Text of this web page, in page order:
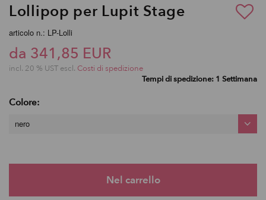
Lollipop per Lupit Stage
articolo n.: LP-Lolli
da 341,85 EUR
incl. 20 % UST escl. Costi di spedizione
Tempi di spedizione: 1 Settimana
Colore:
nero